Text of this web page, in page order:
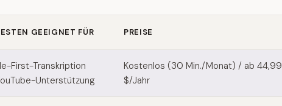
GEEIGNET FÜR PREISE
First-Transkription
Unterstützung
Kostenlos (30 Min./Monat) / ab 44,99
$/Jahr